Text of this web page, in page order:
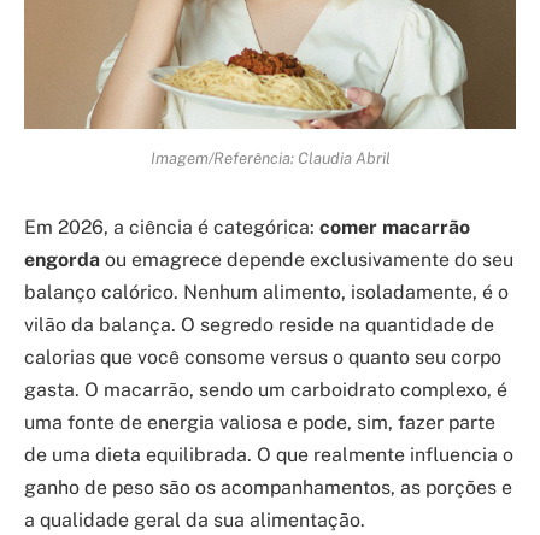
Imagem/Referência: Claudia Abril
Em 2026, a ciência é categórica: comer macarrão
engorda ou emagrece depende exclusivamente do seu
balanço calórico. Nenhum alimento, isoladamente, é o
vilão da balança. O segredo reside na quantidade de
calorias que você consome versus o quanto seu corpo
gasta. O macarrão, sendo um carboidrato complexo, é
uma fonte de energia valiosa e pode, sim, fazer parte
de uma dieta equilibrada. O que realmente influencia o
ganho de peso são os acompanhamentos, as porções e
a qualidade geral da sua alimentação.